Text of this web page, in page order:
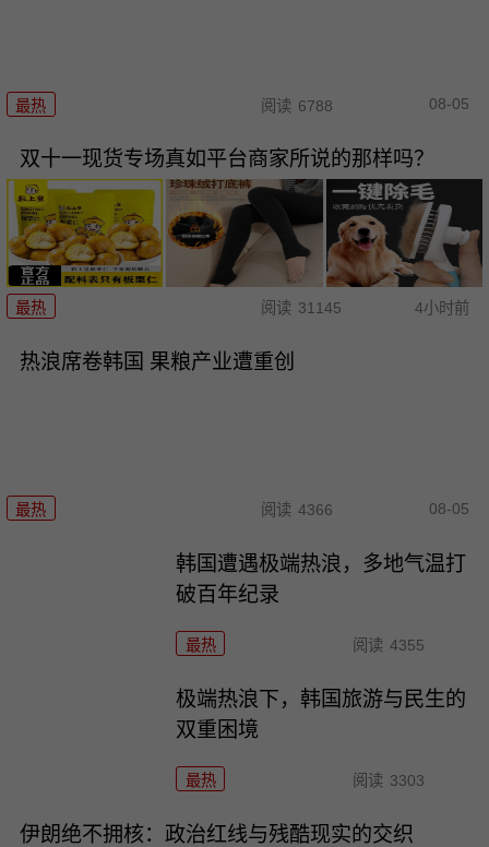
最热 阅读 6788 08-05
双十一现货专场真如平台商家所说的那样吗？
最热 阅读 31145 4小时前
热浪席卷韩国 果粮产业遭重创
最热 阅读 4366 08-05
韩国遭遇极端热浪，多地气温打
破百年纪录
最热 阅读 4355
极端热浪下，韩国旅游与民生的
双重困境
最热 阅读 3303
伊朗绝不拥核：政治红线与残酷现实的交织